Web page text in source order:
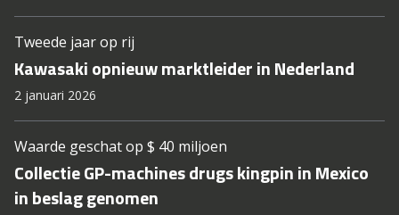
Tweede jaar op rij
Kawasaki opnieuw marktleider in Nederland
2 januari 2026
Waarde geschat op $ 40 miljoen
Collectie GP-machines drugs kingpin in Mexico
in beslag genomen